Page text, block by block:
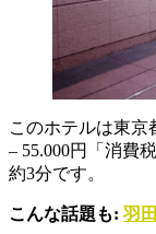
このホテルは東京
– 55.000円「消費
約3分です。
こんな話題も: 羽